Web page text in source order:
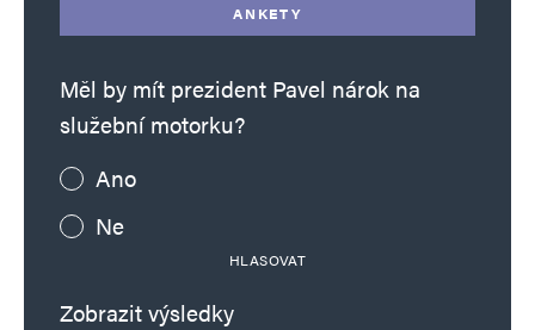
komentáře.
Informujte mě o nových příspěvcích e-mailem.
ANKETY
Měl by mít prezident Pavel nárok na
služební motorku?
Ano
Ne
HLASOVAT
Zobrazit výsledky